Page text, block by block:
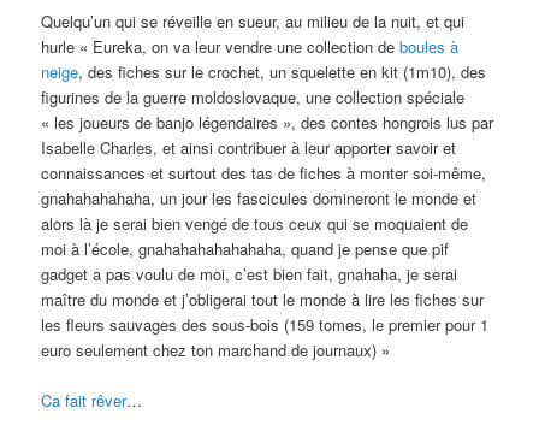
Quelqu’un qui se réveille en sueur, au milieu de la nuit, et qui
hurle « Eureka, on va leur vendre une collection deboules à
neige, des fiches sur le crochet, un squelette en kit (1m10), des
figurines de la guerre moldoslovaque, une collection spéciale
« les joueurs de banjo légendaires », des contes hongrois lus par
Isabelle Charles, et ainsi contribuer à leur apporter savoir et
connaissances et surtout des tas de fiches à monter soi-même,
gnahahahahaha, un jour les fascicules domineront le monde et
alors là je serai bien vengé de tous ceux qui se moquaient de
moi à l’école, gnahahahahahahaha, quand je pense que pif
gadget a pas voulu de moi, c’est bien fait, gnahaha, je serai
maître du monde et j’obligerai tout le monde à lire les fiches sur
les fleurs sauvages des sous-bois (159 tomes, le premier pour 1
euro seulement chez ton marchand de journaux) »
Ca fait rêver…